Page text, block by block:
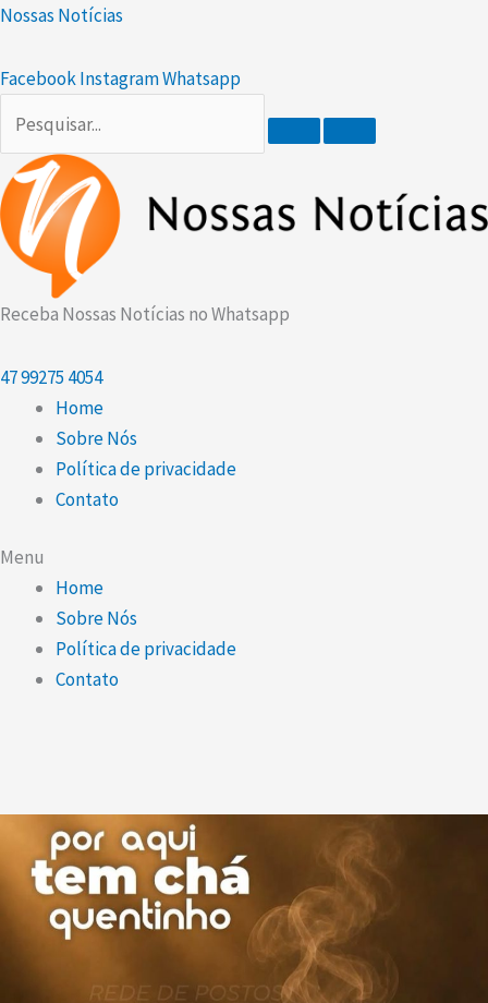
Ir
o
Nossas Notícias
FacebookInstagramWhatsapp
Receba Nossas Notícias no Whatsapp
4799275 4054
Home
Sobre Nós
Política de privacidade
Contato
Menu
Home
Sobre Nós
Política de privacidade
Contato
Scroll